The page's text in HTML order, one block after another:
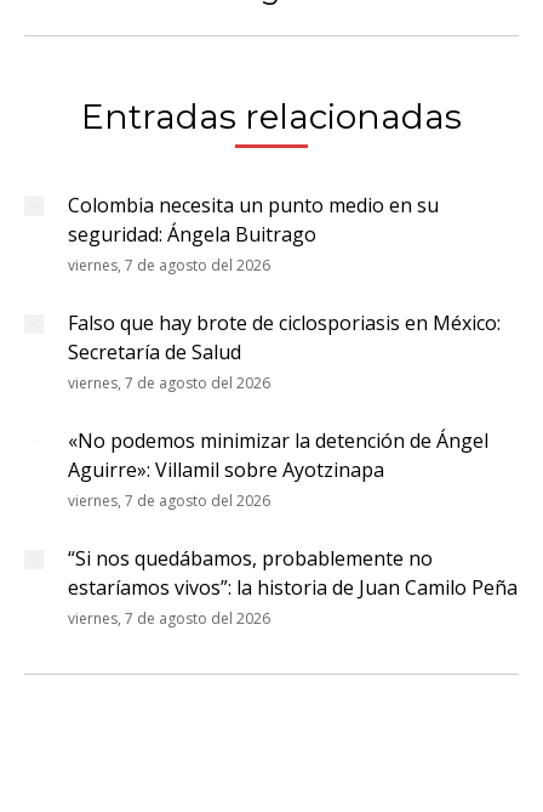
Entradas relacionadas
Colombia necesita un punto medio en su
seguridad: Ángela Buitrago
viernes, 7 de agosto del 2026
Falso que hay brote de ciclosporiasis en México:
Secretaría de Salud
viernes, 7 de agosto del 2026
«No podemos minimizar la detención de Ángel
Aguirre»: Villamil sobre Ayotzinapa
viernes, 7 de agosto del 2026
“Si nos quedábamos, probablemente no
estaríamos vivos”: la historia de Juan Camilo Peña
viernes, 7 de agosto del 2026